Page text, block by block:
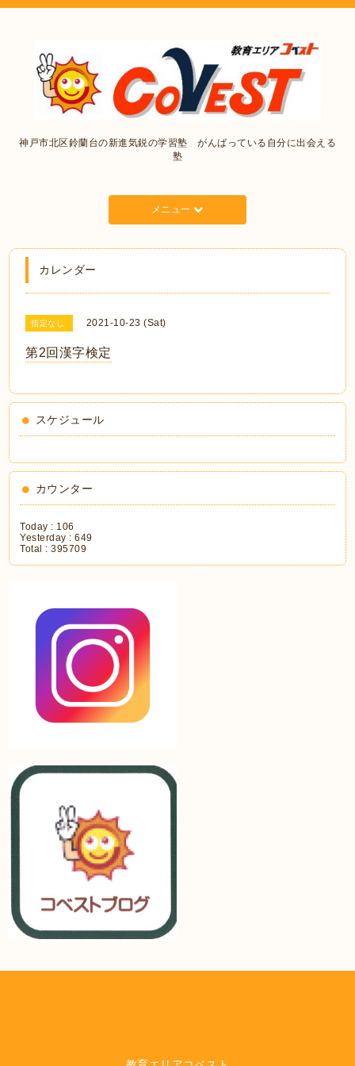
神戸市北区鈴蘭台の新進気鋭の学習塾 がんばっている自分に出会える
塾
メニュー
カレンダー
指定なし 2021-10-23 (Sat)
第2回漢字検定
スケジュール
カウンター
Today : 106
Yesterday :649
Total :395709